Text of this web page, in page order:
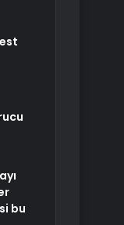
bu